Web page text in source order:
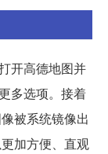
开高德地图并
多选项。接着
被系统镜像出
加方便、直观